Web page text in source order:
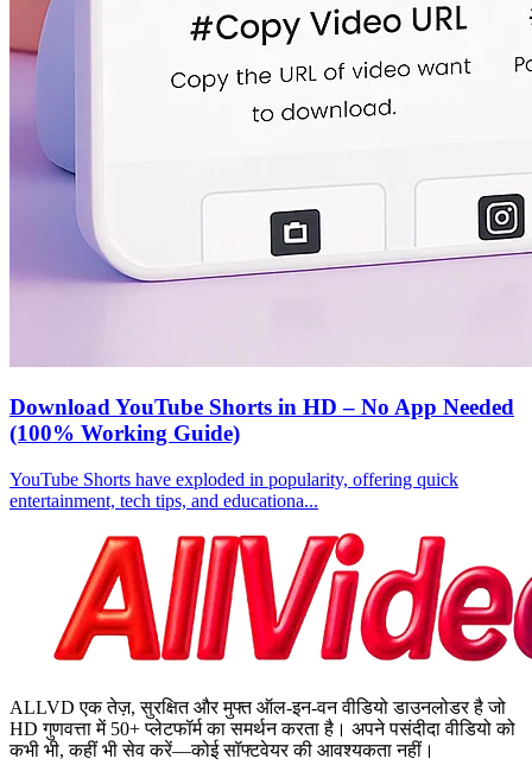
Download YouTube Shorts in HD – No App Needed
(100% Working Guide)
YouTube Shorts have exploded in popularity, offering quick
entertainment, tech tips, and educationa...
ALLVD एक तेज़, सुरक्षित और मुफ्त ऑल-इन-वन वीडियो डाउनलोडर है जो
HD गुणवत्ता में 50+ प्लेटफॉर्म का समर्थन करता है। अपने पसंदीदा वीडियो को
कभी भी, कहीं भी सेव करें—कोई सॉफ्टवेयर की आवश्यकता नहीं।